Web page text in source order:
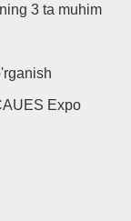
3 ta muhim
Expo